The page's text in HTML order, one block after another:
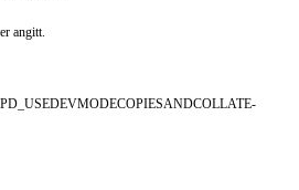
angitt.
PD_USEDEVMODECOPIESANDCOLLATE-